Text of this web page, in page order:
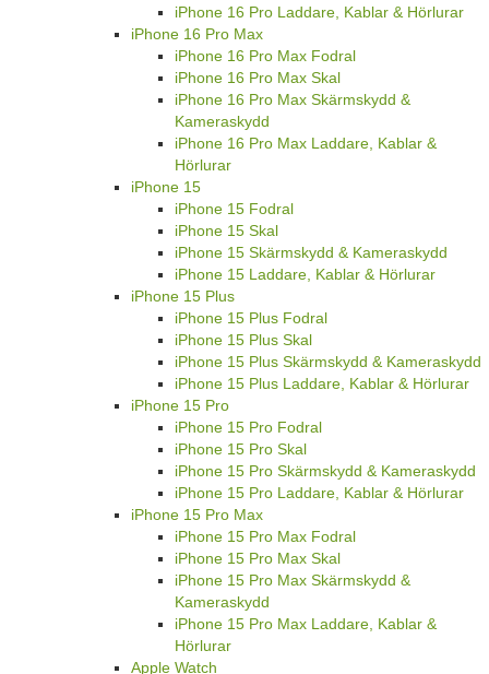
iPhone 16 Pro Laddare, Kablar & Hörlurar
iPhone 16 Pro Max
iPhone 16 Pro Max Fodral
iPhone 16 Pro Max Skal
iPhone 16 Pro Max Skärmskydd &
Kameraskydd
iPhone 16 Pro Max Laddare, Kablar &
Hörlurar
iPhone 15
iPhone 15 Fodral
iPhone 15 Skal
iPhone 15 Skärmskydd & Kameraskydd
iPhone 15 Laddare, Kablar & Hörlurar
iPhone 15 Plus
iPhone 15 Plus Fodral
iPhone 15 Plus Skal
iPhone 15 Plus Skärmskydd & Kameraskydd
iPhone 15 Plus Laddare, Kablar & Hörlurar
iPhone 15 Pro
iPhone 15 Pro Fodral
iPhone 15 Pro Skal
iPhone 15 Pro Skärmskydd & Kameraskydd
iPhone 15 Pro Laddare, Kablar & Hörlurar
iPhone 15 Pro Max
iPhone 15 Pro Max Fodral
iPhone 15 Pro Max Skal
iPhone 15 Pro Max Skärmskydd &
Kameraskydd
iPhone 15 Pro Max Laddare, Kablar &
Hörlurar
Apple Watch